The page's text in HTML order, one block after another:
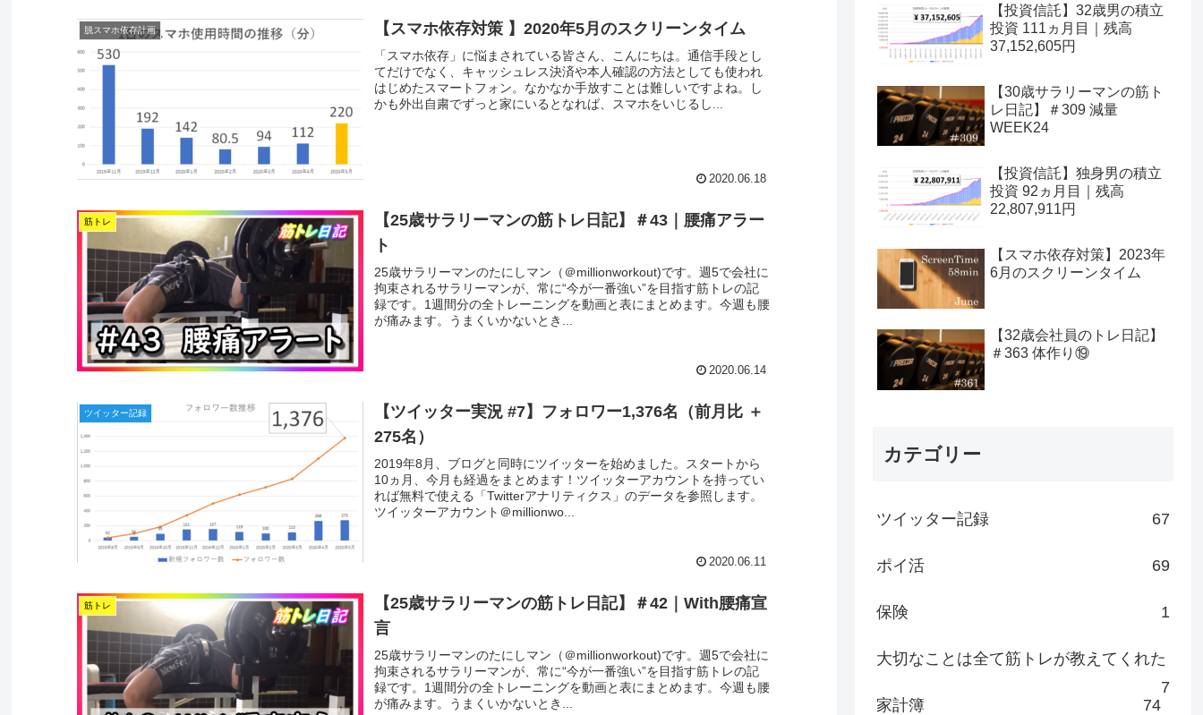
脱スマホ依存計画 【スマホ依存対策 】2020年5月のスクリーンタイム
「スマホ依存」に悩まされている皆さん、こんにちは。通信手段とし
てだけでなく、キャッシュレス決済や本人確認の方法としても使われ
はじめたスマートフォン。なかなか手放すことは難しいですよね。し
かも外出自粛でずっと家にいるとなれば、スマホをいじるし...
2020.06.18
筋トレ
【25歳サラリーマンの筋トレ日記】＃43｜腰痛アラー
ト
25歳サラリーマンのたにしマン（＠millionworkout)です。週5で会社に
拘束されるサラリーマンが、常に“今が一番強い”を目指す筋トレの記
録です。1週間分の全トレーニングを動画と表にまとめます。今週も腰
が痛みます。うまくいかないとき...
2020.06.14
ツイッター記録
【ツイッター実況 #7】フォロワー1,376名（前月比 ＋
275名）
2019年8月、ブログと同時にツイッターを始めました。スタートから
10ヵ月、今月も経過をまとめます！ツイッターアカウントを持ってい
れば無料で使える「Twitterアナリティクス」のデータを参照します。
ツイッターアカウント＠millionwo...
2020.06.11
筋トレ
【25歳サラリーマンの筋トレ日記】＃42｜With腰痛宣
言
25歳サラリーマンのたにしマン（＠millionworkout)です。週5で会社に
拘束されるサラリーマンが、常に“今が一番強い”を目指す筋トレの記
録です。1週間分の全トレーニングを動画と表にまとめます。今週も腰
が痛みます。うまくいかないとき...
【投資信託】32歳男の積立
投資 111ヵ月目｜残高
37,152,605円
【30歳サラリーマンの筋ト
レ日記】＃309 減量
WEEK24
【投資信託】独身男の積立
投資 92ヵ月目｜残高
22,807,911円
【スマホ依存対策】2023年
6月のスクリーンタイム
【32歳会社員のトレ日記】
＃363 体作り⑲
カテゴリー
ツイッター記録 67
ポイ活 69
保険 1
大切なことは全て筋トレが教えてくれた
7
家計簿
74